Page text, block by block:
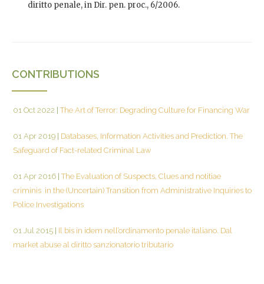
diritto penale, in Dir. pen. proc., 6/2006.
CONTRIBUTIONS
01 Oct 2022 The Art of Terror: Degrading Culture for Financing War
01 Apr 2019
Databases, Information Activities and Prediction. The
Safeguard of Fact-related Criminal Law
01 Apr 2016 The Evaluation of Suspects, Clues and notitiae
criminis in the (Uncertain) Transition from Administrative Inquiries to
Police Investigations
01 Jul 2015
Il bis in idem nell’ordinamento penale italiano. Dal
market abuse al diritto sanzionatorio tributario